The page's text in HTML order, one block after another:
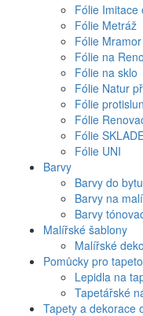
Fólie Imitace
Fólie Metráž
Fólie Mramor
Fólie na
Fólie na sklo
Fólie Natur
Fólie
Fólie
Fólie
Fólie UNI
Barvy
Barvy do bytu
Barvy na
Barvy
Malířské šablony
Malířské
Pomůcky pro
Lepidla na
Tapetářské
Tapety a dekorace